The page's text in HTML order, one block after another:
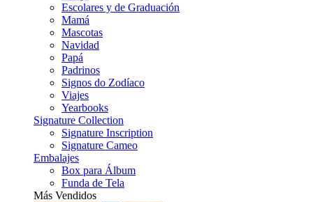
Escolares y de Graduación
Mamá
Mascotas
Navidad
Papá
Padrinos
Signos do Zodíaco
Viajes
Yearbooks
Signature Collection
Signature Inscription
Signature Cameo
Embalajes
Box para Álbum
Funda de Tela
Más Vendidos